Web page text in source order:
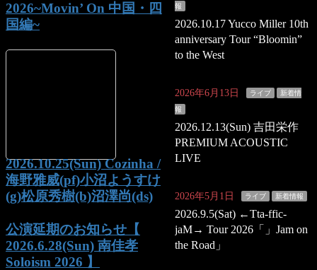
2026~Movin’ On 中国・四
国編~
2026.10.25(Sun) Cozinha /
海野雅威(pf)小沼ようすけ
(g)松原秀樹(b)沼澤尚(ds)
公演延期のお知らせ【
2026.6.28(Sun) 南佳孝
Soloism 2026 】
報
2026.10.17 Yucco Miller 10th
anniversary Tour “Bloomin”
to the West
2026年6月13日 ライブ 新着情
報
2026.12.13(Sun) 吉田栄作
PREMIUM ACOUSTIC
LIVE
2026年5月1日 ライブ 新着情報
2026.9.5(Sat) ←Tta-ffic-
jaM→ Tour 2026「」Jam on
the Road」